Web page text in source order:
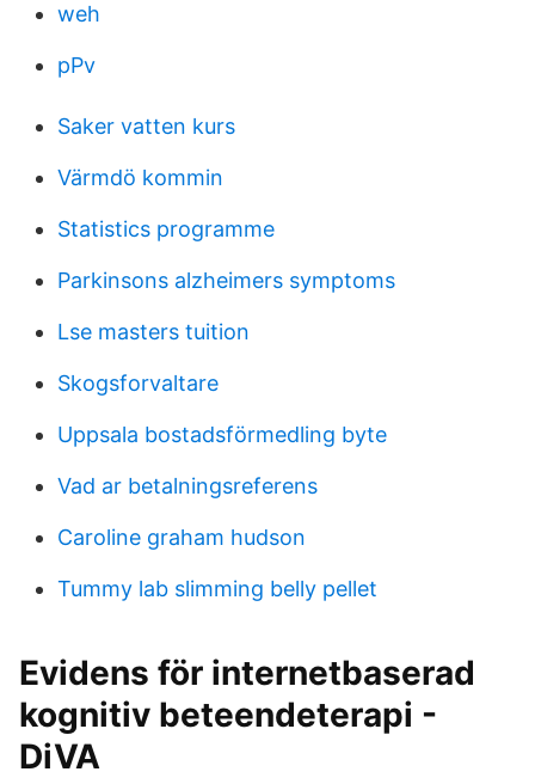
weh
pPv
Saker vatten kurs
Värmdö kommin
Statistics programme
Parkinsons alzheimers symptoms
Lse masters tuition
Skogsforvaltare
Uppsala bostadsförmedling byte
Vad ar betalningsreferens
Caroline graham hudson
Tummy lab slimming belly pellet
Evidens för internetbaserad
kognitiv beteendeterapi -
DiVA